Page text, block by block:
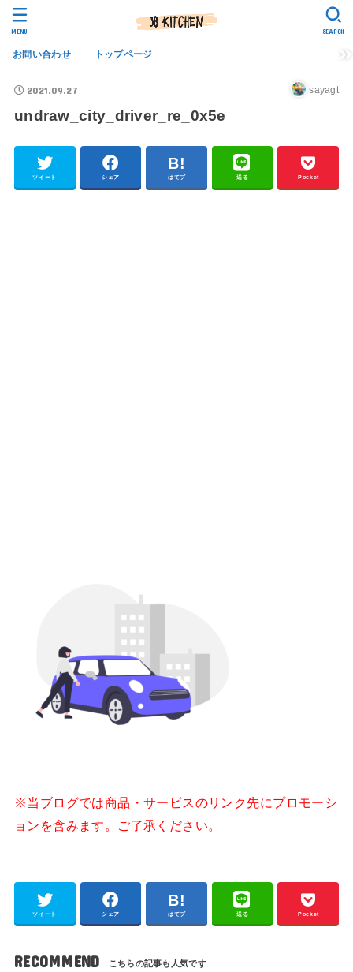
お問い合わせ トップページ
SEARCH
MENU
2021.09.27 sayagt
undraw_city_driver_re_0x5e
ツイート シェア はてブ 送る Pocket
※当ブログでは商品・サービスのリンク先にプロモーシ
ョンを含みます。ご了承ください。
ツイート シェア はてブ 送る Pocket
RECOMMEND